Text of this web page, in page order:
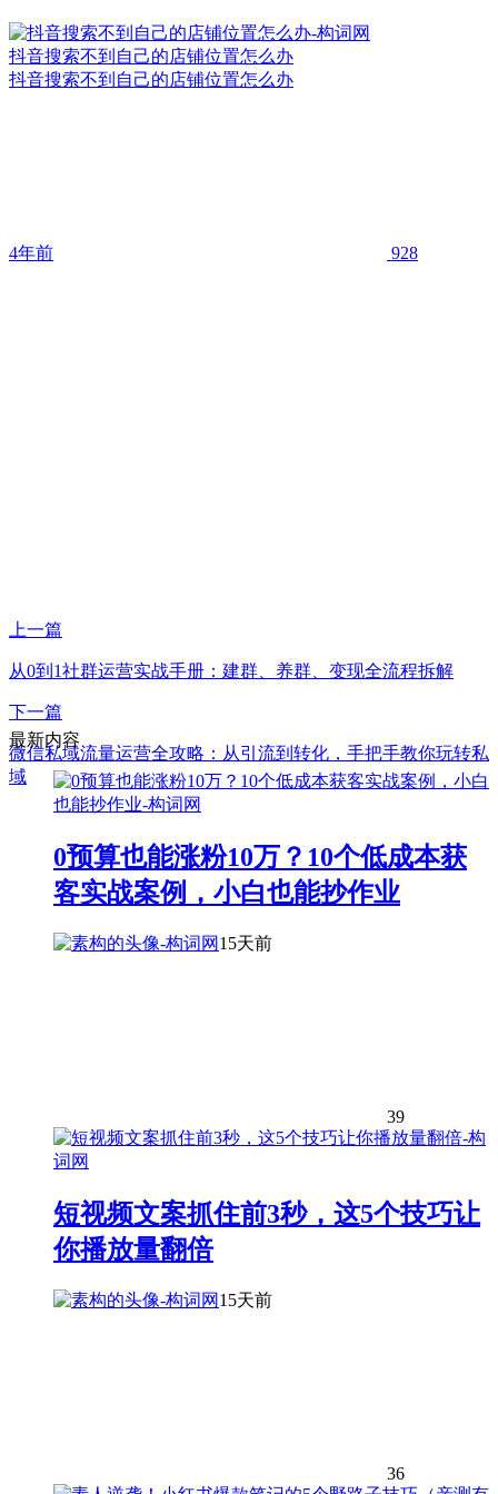
抖音搜索不到自己的店铺位置怎么办
抖音搜索不到自己的店铺位置怎么办
4年前 928
上一篇
从0到1社群运营实战手册：建群、养群、变现全流程拆解
下一篇
微信私域流量运营全攻略：从引流到转化，手把手教你玩转私
域
最新内容
0预算也能涨粉10万？10个低成本获
客实战案例，小白也能抄作业
15天前
39
短视频文案抓住前3秒，这5个技巧让
你播放量翻倍
15天前
36